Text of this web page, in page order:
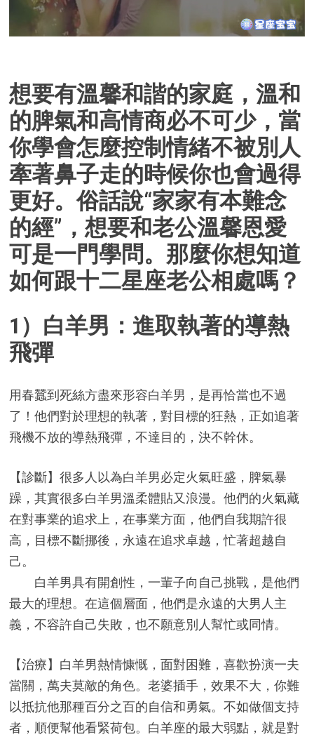
想要有溫馨和諧的家庭，溫和
的脾氣和高情商必不可少，當
你學會怎麼控制情緒不被別人
牽著鼻子走的時候你也會過得
更好。俗話說“家家有本難念
的經”，想要和老公溫馨恩愛
可是一門學問。那麼你想知道
如何跟十二星座老公相處嗎？
1）白羊男：進取執著的導熱
飛彈
用春蠶到死絲方盡來形容白羊男，是再恰當也不過
了！他們對於理想的執著，對目標的狂熱，正如追著
飛機不放的導熱飛彈，不達目的，決不幹休。
【診斷】很多人以為白羊男必定火氣旺盛，脾氣暴
躁，其實很多白羊男溫柔體貼又浪漫。他們的火氣藏
在對事業的追求上，在事業方面，他們自我期許很
高，目標不斷挪後，永遠在追求卓越，忙著超越自
己。
白羊男具有開創性，一輩子向自己挑戰，是他們
最大的理想。在這個層面，他們是永遠的大男人主
義，不容許自己失敗，也不願意別人幫忙或同情。
【治療】白羊男熱情慷慨，面對困難，喜歡扮演一夫
當關，萬夫莫敵的角色。老婆插手，效果不大，你難
以抵抗他那種百分之百的自信和勇氣。不如做個支持
者，順便幫他看緊荷包。白羊座的最大弱點，就是對